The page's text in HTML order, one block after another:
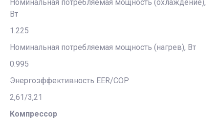
Номинальная потребляемая мощность (охлаждение),
Вт
1.225
Номинальная потребляемая мощность (нагрев), Вт
0.995
Энергоэффективность EER/COP
2,61/3,21
Компрессор